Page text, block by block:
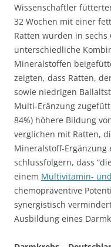
Wissenschaftler
32 Wochen mit einer
Ratten wurden in
unterschiedliche
Mineralstoffen
zeigten, dass Ratten,
sowie niedrigen
Multi-Eränzung
84%) höhere Bildung
verglichen mit Ratten,
Mineralstoff-Ergänzung
schlussfolgern, dass
einem Multivitamin-
chemopräventive
synergistisch
Ausbildung eines